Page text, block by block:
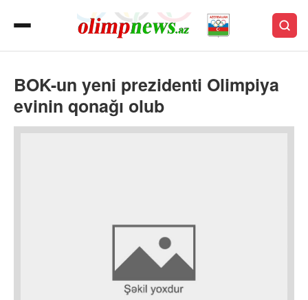
BOK-un yeni prezidenti Olimpiya
evinin qonağı olub